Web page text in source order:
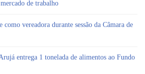
de trabalho
como vereadora durante sessão da Câmara de
entrega 1 tonelada de alimentos ao Fundo